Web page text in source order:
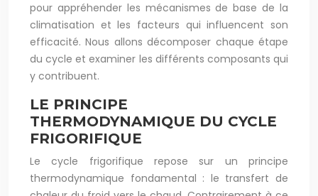
pour appréhender les mécanismes de base de la
climatisation et les facteurs qui influencent son
efficacité. Nous allons décomposer chaque étape
du cycle et examiner les différents composants qui
y contribuent.
LE PRINCIPE
THERMODYNAMIQUE DU CYCLE
FRIGORIFIQUE
Le cycle frigorifique repose sur un principe
thermodynamique fondamental : le transfert de